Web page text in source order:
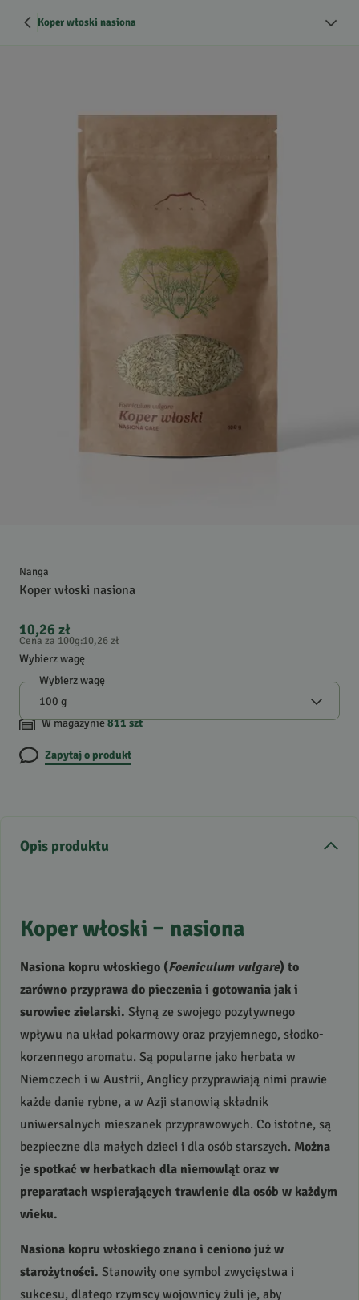
Koper włoski nasiona
Nanga
Koper włoski nasiona
10,26 zł
Cena za 100g:10,26 zł
Wybierz wagę
Wybierz wagę
W magazynie811szt
Zapytaj o produkt
Opis produktu
Koper włoski – nasiona
Nasiona kopru włoskiego (Foeniculum vulgare) to
zarówno przyprawa do pieczenia i gotowania jak i
surowiec zielarski. Słyną ze swojego pozytywnego
wpływu na układ pokarmowy oraz przyjemnego, słodko-
korzennego aromatu. Są popularne jako herbata w
Niemczech i w Austrii, Anglicy przyprawiają nimi prawie
każde danie rybne, a w Azji stanowią składnik
uniwersalnych mieszanek przyprawowych. Co istotne, są
bezpieczne dla małych dzieci i dla osób starszych. Można
je spotkać w herbatkach dla niemowląt oraz w
preparatach wspierających trawienie dla osób w każdym
wieku.
Nasiona kopru włoskiego znano i ceniono już w
starożytności. Stanowiły one symbol zwycięstwa i
sukcesu, dlatego rzymscy wojownicy żuli je, aby